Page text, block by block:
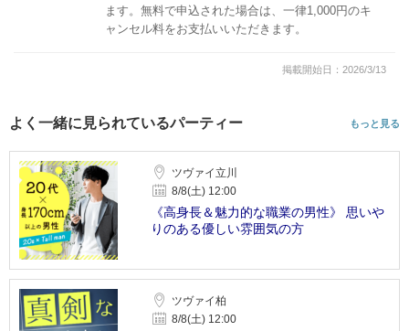
ます。無料で申込された場合は、一律1,000円のキ
ャンセル料をお支払いいただきます。
掲載開始日：2026/3/13
よく一緒に見られているパーティー もっと見る
ツヴァイ立川
8/8(土) 12:00
《高身長＆魅力的な職業の男性》 思いや
りのある優しい雰囲気の方
ツヴァイ柏
8/8(土) 12:00